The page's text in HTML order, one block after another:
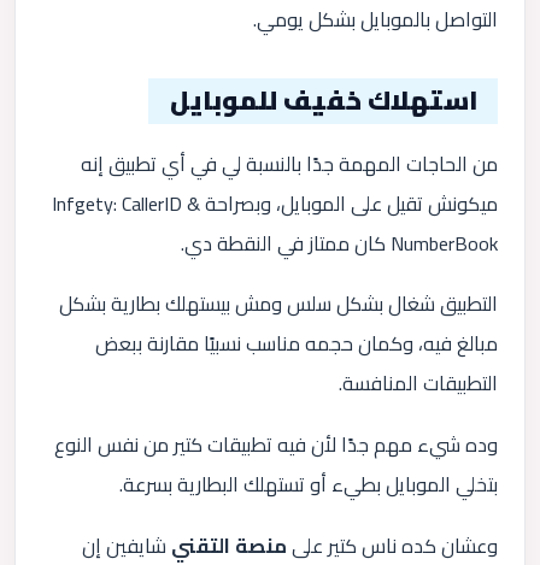
التواصل بالموبايل بشكل يومي.
استهلاك خفيف للموبايل
من الحاجات المهمة جدًا بالنسبة لي في أي تطبيق إنه
ميكونش تقيل على الموبايل، وبصراحة Infgety: CallerID &
NumberBook كان ممتاز في النقطة دي.
التطبيق شغال بشكل سلس ومش بيستهلك بطارية بشكل
مبالغ فيه، وكمان حجمه مناسب نسبيًا مقارنة ببعض
التطبيقات المنافسة.
وده شيء مهم جدًا لأن فيه تطبيقات كتير من نفس النوع
بتخلي الموبايل بطيء أو تستهلك البطارية بسرعة.
وعشان كده ناس كتير علىمنصة التقني شايفين إن